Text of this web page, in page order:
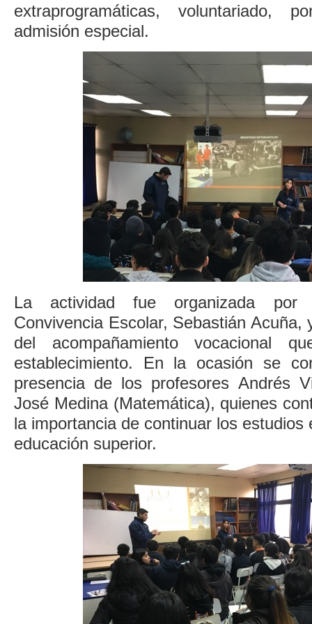
extraprogramáticas, voluntariado,
admisión especial.
La actividad fue organizada por
Convivencia Escolar, Sebastián Acuña,
del acompañamiento vocacional
establecimiento. En la ocasión se
presencia de los profesores Andrés
José Medina (Matemática), quienes
la importancia de continuar los estudios
educación superior.